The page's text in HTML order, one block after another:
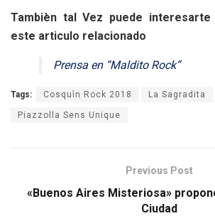
Tambièn tal Vez puede
este articulo relacionado
Prensa en “Maldito Rock”
Tags: Cosquìn Rock 2018 La Sagradita
Piazzolla Sens Unique
Previous Post
«Buenos Aires Misteriosa»
Ciudad